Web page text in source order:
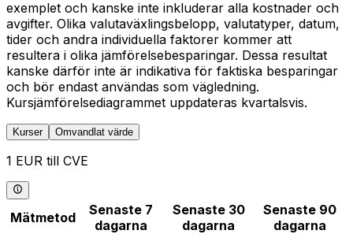
exemplet och kanske inte inkluderar alla kostnader och
avgifter. Olika valutaväxlingsbelopp, valutatyper, datum,
tider och andra individuella faktorer kommer att
resultera i olika jämförelsebesparingar. Dessa resultat
kanske därför inte är indikativa för faktiska besparingar
och bör endast användas som vägledning.
Kursjämförelsediagrammet uppdateras kvartalsvis.
Kurser Omvandlat värde
1 EUR till CVE
Mätmetod
Senaste 7
dagarna
Senaste 30
dagarna
Senaste 90
dagarna